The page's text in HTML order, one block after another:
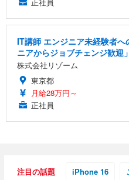
IT講師 エンジニア未経験者
ニアからジョブチェンジ歓迎」
株式会社リゾーム
東京都
月給28万円～
正社員
注目の話題 iPhone 16